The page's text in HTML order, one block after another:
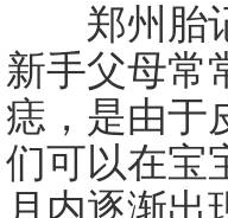
郑州胎记
新手父母常
痣，是由于
们可以在宝
月内逐渐出